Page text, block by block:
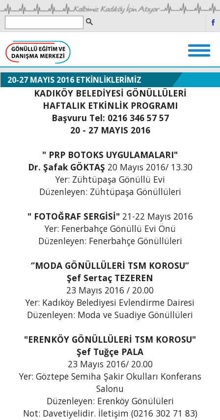
20-27 MAYIS 2016 ETKİNLİKLERİMİZ
KADIKÖY BELEDİYESİ GÖNÜLLÜLERİ
HAFTALIK ETKİNLİK PROGRAMI
Başvuru Tel: 0216 346 57 57
20 - 27 MAYIS 2016
" PRP BOTOKS UYGULAMALARI"
Dr. Şafak GÖKTAŞ 20 Mayıs 2016/ 13.30
Yer: Zühtüpaşa Gönüllü Evi
Düzenleyen: Zühtüpaşa Gönüllüleri
" FOTOĞRAF SERGİSİ" 21-22 Mayıs 2016
Yer: Fenerbahçe Gönüllü Evi Önü
Düzenleyen: Fenerbahçe Gönüllüleri
‘’MODA GÖNÜLLÜLERİ TSM KOROSU’’
Şef Sertaç TEZEREN
23 Mayıs 2016 / 20.00
Yer: Kadıköy Belediyesi Evlendirme Dairesi
Düzenleyen: Moda ve Suadiye Gönüllüleri
"ERENKÖY GÖNÜLLÜLERİ TSM KOROSU"
Şef Tuğçe PALA
23 Mayıs 2016/ 20.00
Yer: Göztepe Semiha Şakir Okulları Konferans
Salonu
Düzenleyen: Erenköy Gönülüleri
Not: Davetiyelidir. İletişim (0216 302 71 83)